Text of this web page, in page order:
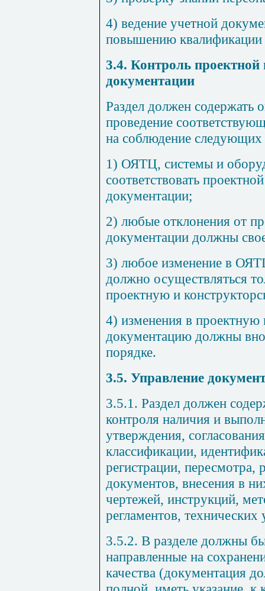
4) ведение учетной
повышению квалификации
3.4. Контроль проектной
документации
Раздел должен содержать
проведение
на соблюдение следующих
1) ОЯТЦ, системы и
соответствовать
документации;
2) любые отклонения от
документации должны
3) любое изменение в
должно осуществляться
проектную и
4) изменения в проектную
документацию должны
порядке.
3.5. Управление
3.5.1. Раздел должен
контроля наличия и
утверждения,
классификации,
регистрации, пересмотра,
документов, внесения в
чертежей, инструкций,
регламентов, технических
3.5.2. В разделе должны
направленные на
качества (документация